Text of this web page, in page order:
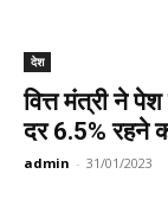
देश
वित्त मंत्री ने
दर 6.5% रहने
admin - 31/01/2023